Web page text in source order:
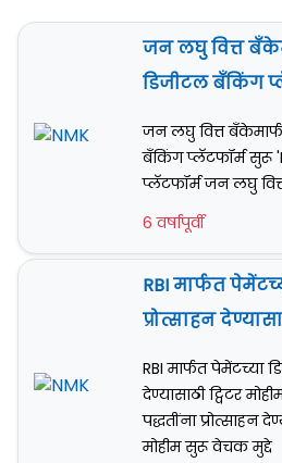
जन लघु वित्त
डिजीटल बँकिंग
जन लघु वित्त
बँकिंग प्लॅटफॉर्म सुरू
प्लॅटफॉर्म जन लघु
6 वर्षापूर्वी
RBI मार्फत
प्रोत्साहन
RBI मार्फत पेमेंटच्या
देण्यासाठी ट्विटर
पद्धतींना प्रोत्साहन
मोहीम सुरू वेचक मुद्दे